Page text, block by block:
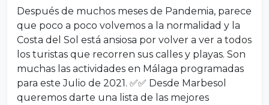
Después de muchos meses de Pandemia, parece
que poco a poco volvemos a la normalidad y la
Costa del Sol está ansiosa por volver a ver a todos
los turistas que recorren sus calles y playas. Son
muchas las actividades en Málaga programadas
para este Julio de 2021. ✅✅ Desde Marbesol
queremos darte una lista de las mejores